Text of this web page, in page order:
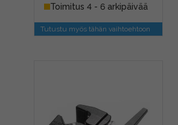
Toimitus 4 - 6 arkipäivää
Tutustu myös tähän vaihtoehtoon